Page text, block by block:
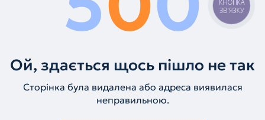
Ой, здається щось пішло не так
Сторінка була видалена або адреса виявилася
неправильною.
КНОПКА
ЗВ'ЯЗКУ